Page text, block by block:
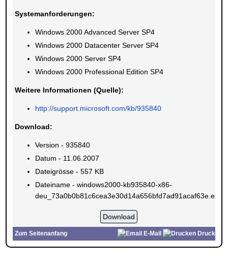
Systemanforderungen:
Windows 2000 Advanced Server SP4
Windows 2000 Datacenter Server SP4
Windows 2000 Server SP4
Windows 2000 Professional Edition SP4
Weitere Informationen (Quelle):
http://support.microsoft.com/kb/935840
Download:
Version - 935840
Datum - 11.06.2007
Dateigrösse - 557 KB
Dateiname - windows2000-kb935840-x86-
deu_73a0b0b81c6cea3e30d14a656bfd7ad91acaf63e.exe
Zum Seitenanfang E-Mail Drucken